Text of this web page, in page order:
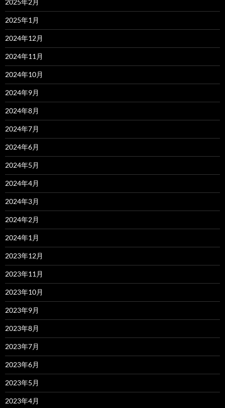
2025年2月
2025年1月
2024年12月
2024年11月
2024年10月
2024年9月
2024年8月
2024年7月
2024年6月
2024年5月
2024年4月
2024年3月
2024年2月
2024年1月
2023年12月
2023年11月
2023年10月
2023年9月
2023年8月
2023年7月
2023年6月
2023年5月
2023年4月